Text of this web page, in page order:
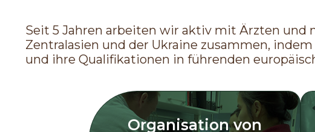
Seit 5 Jahren arbeiten wir aktiv mit Ärzten und
Zentralasien und der Ukraine zusammen,
und ihre Qualifikationen in führenden
Organisation von